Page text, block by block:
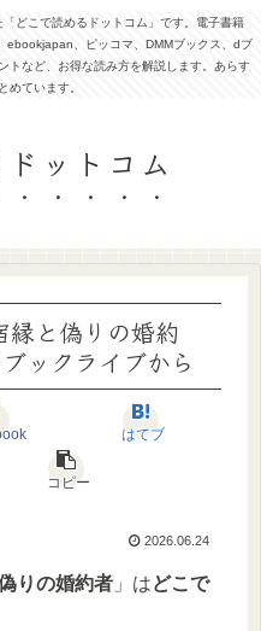
どこで読めるドットコム」です。電子書籍
ebookjapan、ピッコマ、DMMブックス、dブ
トなど、お得な読み方を解説します。あらす
めています。
ットコム
縁と偽りの婚約
ックライブから
はてブ
コピー
2026.06.24
りの婚約者 」はどこで